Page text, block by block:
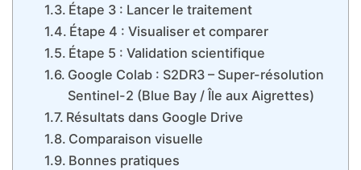
Étape 3 : Lancer le traitement
Étape 4 : Visualiser et comparer
Étape 5 : Validation scientifique
Google Colab : S2DR3 – Super-résolution
Sentinel-2 (Blue Bay / Île aux Aigrettes)
Résultats dans Google Drive
Comparaison visuelle
Bonnes pratiques